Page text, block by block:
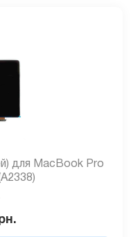
для MacBook Pro